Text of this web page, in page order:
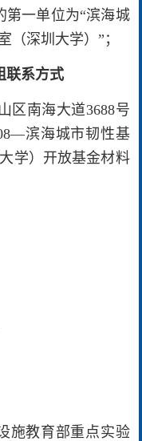
第一单位为“滨海城
（深圳大学）”；
联系方式
区南海大道3688号
滨海城市韧性基
学）开放基金材料
施教育部重点实验